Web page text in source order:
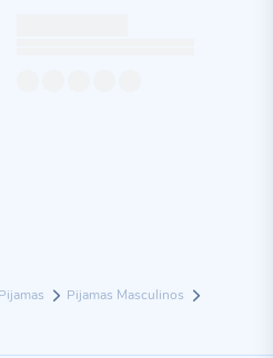
Pijamas Pijamas Masculinos